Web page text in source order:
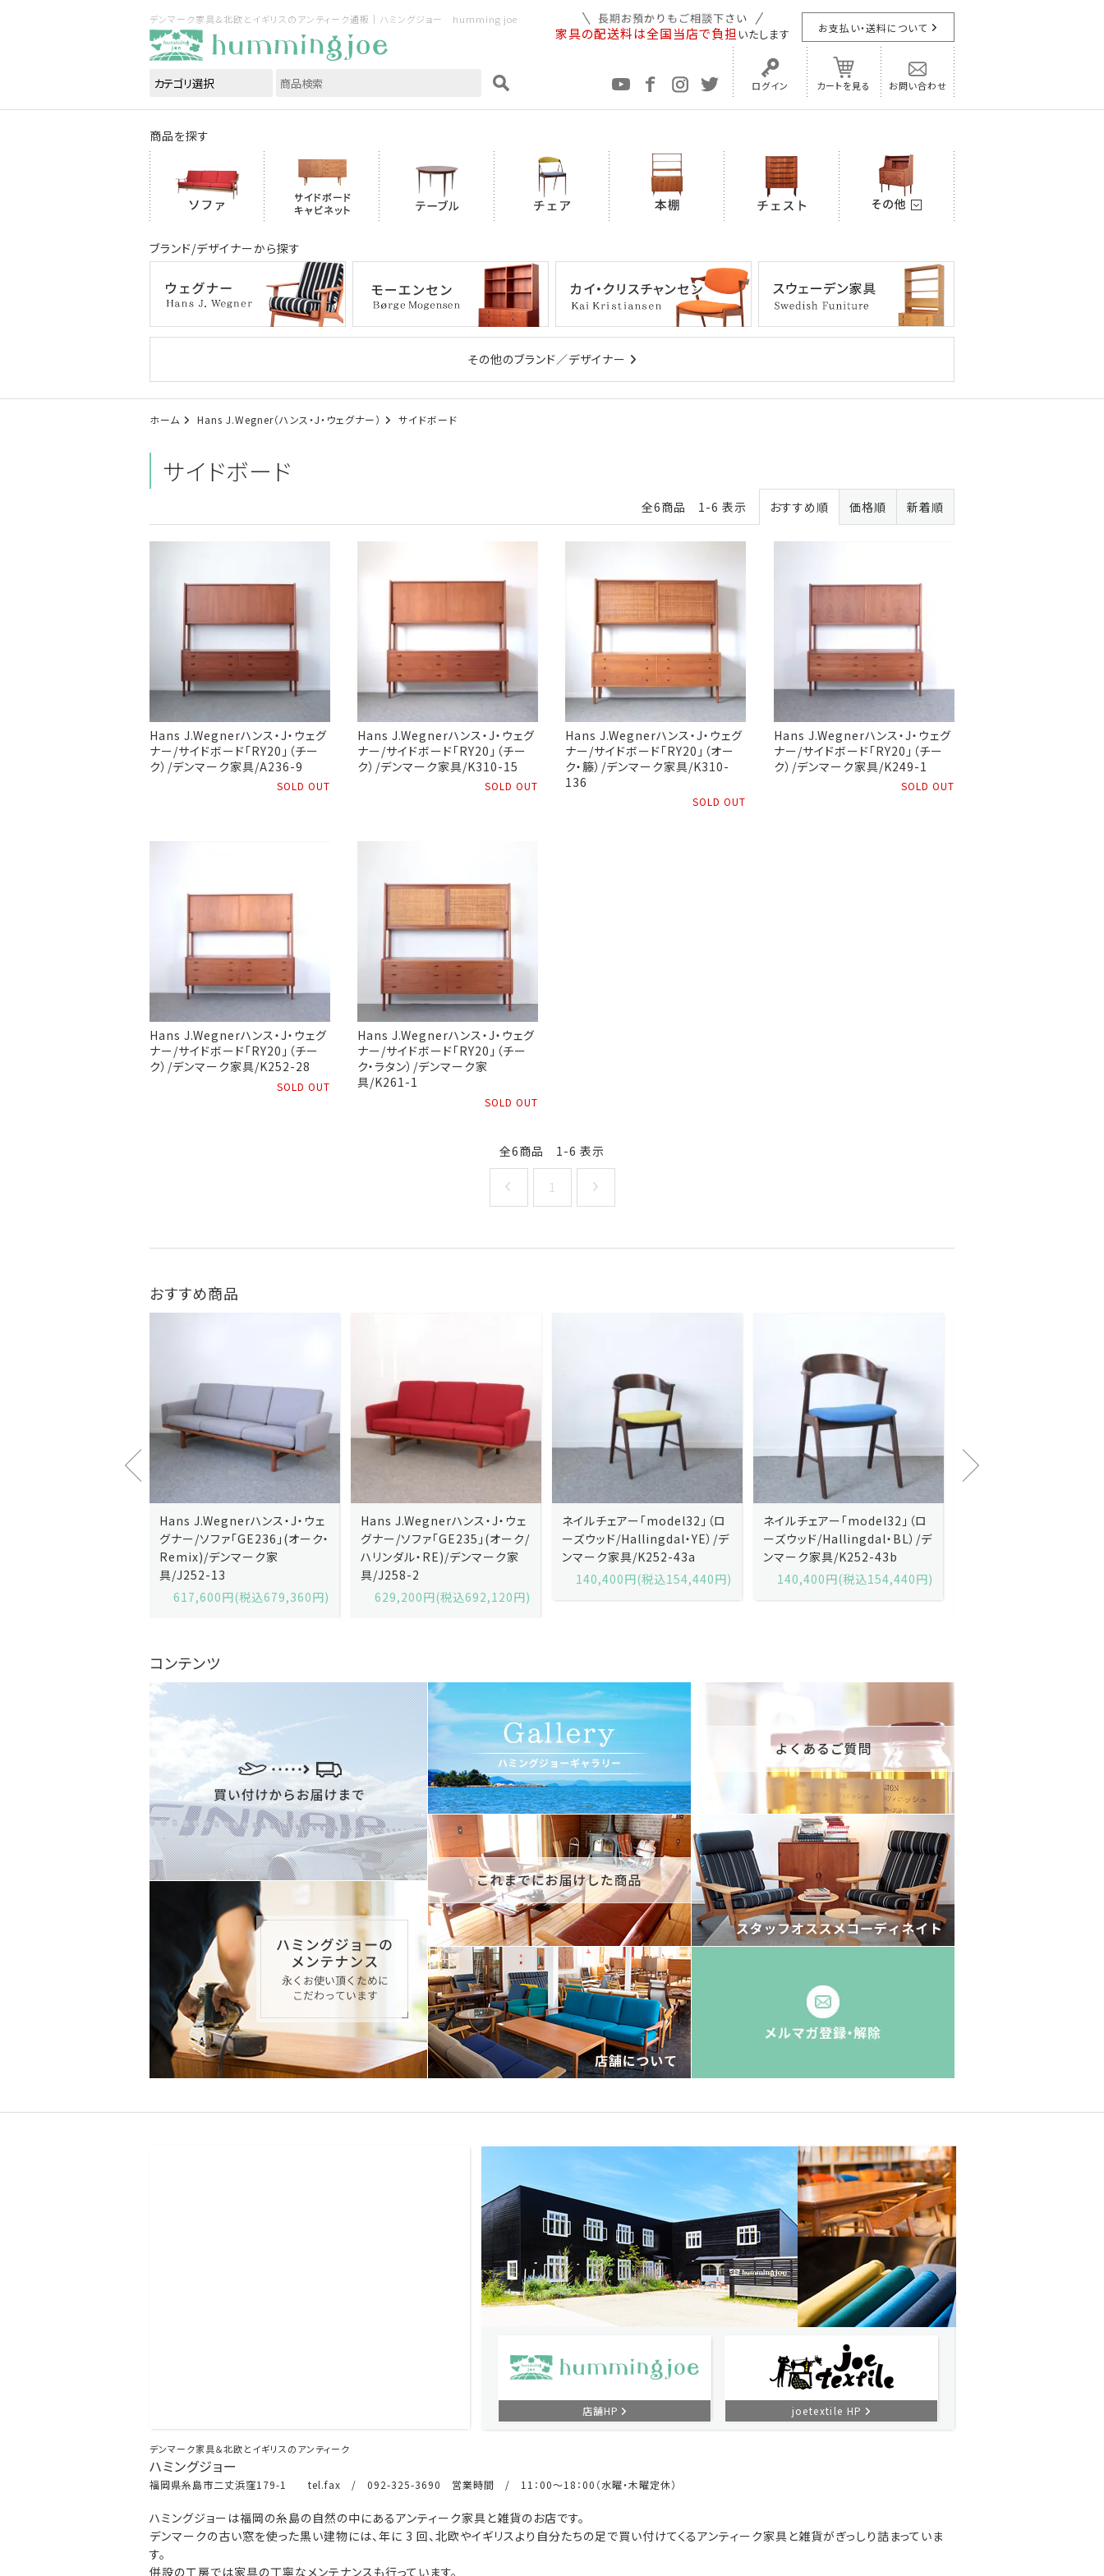
デンマーク家具＆北欧とイギリスのアンティーク通販｜ハミングジョー humming joe
家具の配送料は全国当店で負担 いたします お支払い・送料について
ログイン カートを見る お問い合わせ
商品を探す
ブランド/デザイナーから探す
その他のブランド／デザイナー
ホーム Hans J.Wegner（ハンス・J・ウェグナー） サイドボード
サイドボード
全6商品 1-6 表示 おすすめ順 価格順 新着順
Hans J.Wegnerハンス・J・ウェグ
ナー/サイドボード「RY20」（チー
ク）/デンマーク家具/A236-9
SOLD OUT
Hans J.Wegnerハンス・J・ウェグ
ナー/サイドボード「RY20」（チー
ク）/デンマーク家具/K310-15
SOLD OUT
Hans J.Wegnerハンス・J・ウェグ
ナー/サイドボード「RY20」（オー
ク・籐）/デンマーク家具/K310-
136
SOLD OUT
Hans J.Wegnerハンス・J・ウェグ
ナー/サイドボード「RY20」（チー
ク）/デンマーク家具/K249-1
SOLD OUT
Hans J.Wegnerハンス・J・ウェグ
ナー/サイドボード「RY20」（チー
ク）/デンマーク家具/K252-28
SOLD OUT
Hans J.Wegnerハンス・J・ウェグ
ナー/サイドボード「RY20」（チー
ク・ラタン）/デンマーク家
具/K261-1
SOLD OUT
全6商品 1-6 表示
1
おすすめ商品
Hans J.Wegnerハンス・J・ウェ
グナー/ソファ「GE235」(オーク/
ハリンダル・RE)/デンマーク家
具/J258-2
629,200円(税込692,120円)
ネイルチェアー「model32」（ロ
ーズウッド/Hallingdal・YE）/デ
ンマーク家具/K252-43a
140,400円(税込154,440円)
ネイルチェアー「model32」（ロ
ーズウッド/Hallingdal・BL）/デ
ンマーク家具/K252-43b
140,400円(税込154,440円)
Kai Kristiansenカイ・クリスチ
ャンセン/ダイニングチェアー
「No.42」（ローズウッド・レザー
黒）/デンマーク家具/J252-57j
コンテンツ
店舗HP joetextile HP
デンマーク家具＆北欧とイギリスのアンティーク
ハミングジョー
福岡県糸島市二丈浜窪179-1 tel.fax / 092-325-3690 営業時間 / 11：00～18：00（水曜・木曜定休）
ハミングジョーは福岡の糸島の自然の中にあるアンティーク家具と雑貨のお店です。
デンマークの古い窓を使った黒い建物には、年に 3 回、北欧やイギリスより自分たちの足で買い付けてくるアンティーク家具と雑貨がぎっしり詰まっていま
す。
併設の工房では家具の丁寧なメンテナンスも行っています。